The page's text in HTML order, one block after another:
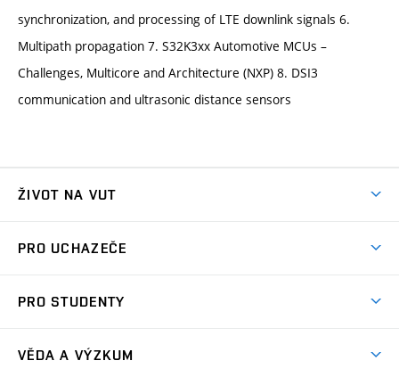
synchronization, and processing of LTE downlink signals 6.
Multipath propagation 7. S32K3xx Automotive MCUs –
Challenges, Multicore and Architecture (NXP) 8. DSI3
communication and ultrasonic distance sensors
ŽIVOT NA VUT
Koleje
Sport na VUT
PRO UCHAZEČE
Dny otevřených dveří
PRO STUDENTY
VĚDA A VÝZKUM